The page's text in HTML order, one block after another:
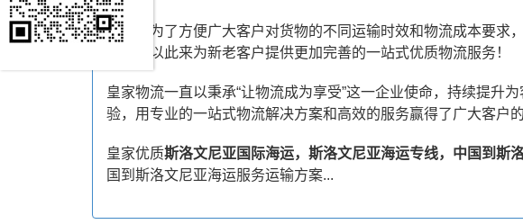
同时，为了方便广大客户对货物的不同运输时效和物流成本要求
方式，以此来为新老客户提供更加完善的一站式优质物流服务！
皇家物流一直以秉承“让物流成为享受”这一企业使命，持续提升
验，用专业的一站式物流解决方案和高效的服务赢得了广大客户的
皇家优质斯洛文尼亚国际海运，斯洛文尼亚海运专线，中国到斯
国到斯洛文尼亚海运服务运输方案...